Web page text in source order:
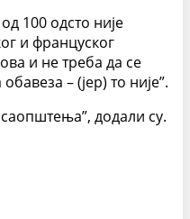
100 одсто није
и француског
и не треба да се
– (јер) то није”.
додали су.